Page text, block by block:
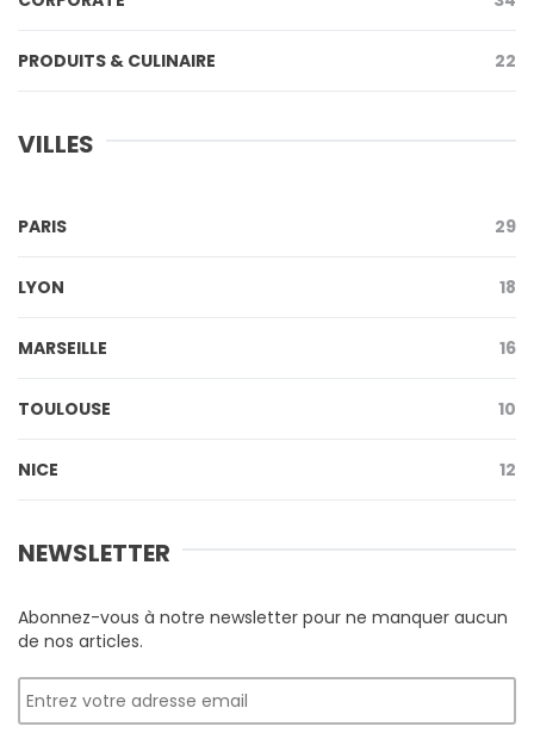
PRODUITS & CULINAIRE 22
VILLES
PARIS 29
LYON 18
MARSEILLE 16
TOULOUSE 10
NICE 12
NEWSLETTER
Abonnez-vous à notre newsletter pour ne manquer aucun
de nos articles.